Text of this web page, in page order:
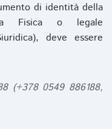
di identità della
Fisica o legale
deve essere
(+378 0549 886188,